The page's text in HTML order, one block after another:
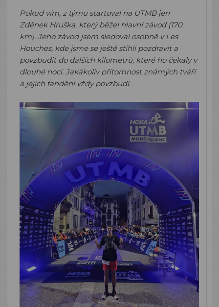
Pokud vím, z týmu startoval na UTMB jen
Zděnek Hruška, který běžel hlavní závod (170
km). Jeho závod jsem sledoval osobně v Les
Houches, kde jsme se ještě stihli pozdravit a
povzbudit do dalších kilometrů, které ho čekaly v
dlouhé noci. Jakákoliv přítomnost známých tváří
a jejich fandění vždy povzbudí.